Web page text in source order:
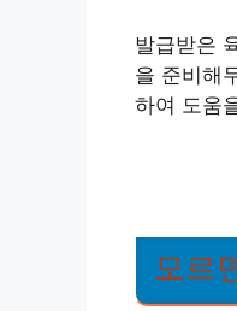
발급받은
을 준비해
하여 도움
모르